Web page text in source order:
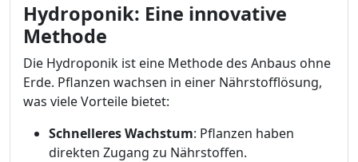
Hydroponik: Eine innovative
Methode
Die Hydroponik ist eine Methode des Anbaus ohne
Erde. Pflanzen wachsen in einer Nährstofflösung,
was viele Vorteile bietet:
Schnelleres Wachstum: Pflanzen haben
direkten Zugang zu Nährstoffen.